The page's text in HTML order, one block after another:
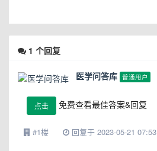
1 个回复
医学问答库 普通用户
点击 免费查看最佳答案&回复
#1楼 回复于 2023-05-21 07:53